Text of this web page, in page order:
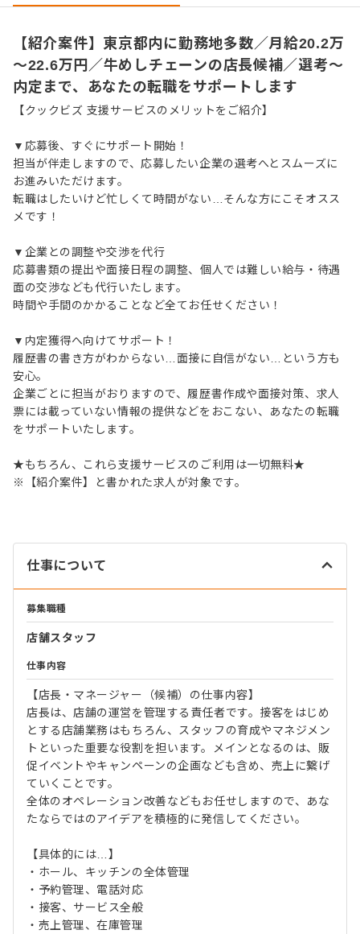
【紹介案件】東京都内に勤務地多数／月給20.2万
～22.6万円／牛めしチェーンの店長候補／選考～
内定まで、あなたの転職をサポートします
【クックビズ 支援サービスのメリットをご紹介】
▼応募後、すぐにサポート開始！
担当が伴走しますので、応募したい企業の選考へとスムーズに
お進みいただけます。
転職はしたいけど忙しくて時間がない…そんな方にこそオスス
メです！
▼企業との調整や交渉を代行
応募書類の提出や面接日程の調整、個人では難しい給与・待遇
面の交渉なども代行いたします。
時間や手間のかかることなど全てお任せください！
▼内定獲得へ向けてサポート！
履歴書の書き方がわからない…面接に自信がない…という方も
安心。
企業ごとに担当がおりますので、履歴書作成や面接対策、求人
票には載っていない情報の提供などをおこない、あなたの転職
をサポートいたします。
★もちろん、これら支援サービスのご利用は一切無料★
※【紹介案件】と書かれた求人が対象です。
仕事について
募集職種
店舗スタッフ
仕事内容
【店長・マネージャー（候補）の仕事内容】
店長は、店舗の運営を管理する責任者です。接客をはじめ
とする店舗業務はもちろん、スタッフの育成やマネジメン
トといった重要な役割を担います。メインとなるのは、販
促イベントやキャンペーンの企画なども含め、売上に繋げ
ていくことです。
全体のオペレーション改善などもお任せしますので、あな
たならではのアイデアを積極的に発信してください。
【具体的には…】
・ホール、キッチンの全体管理
・予約管理、電話対応
・接客、サービス全般
・売上管理、在庫管理